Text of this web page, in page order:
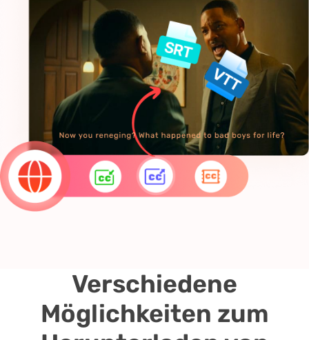
Verschiedene
Möglichkeiten zum